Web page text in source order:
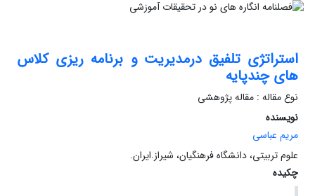
استراتژی تلفیق درمدیریت و برنامه ریزی کلاس
های چندپایه
نوع مقاله : مقاله پژوهشی
نویسنده
مریم عباسی
علوم تربیتی، دانشگاه فرهنگیان، شیراز.ایران.
چکیده